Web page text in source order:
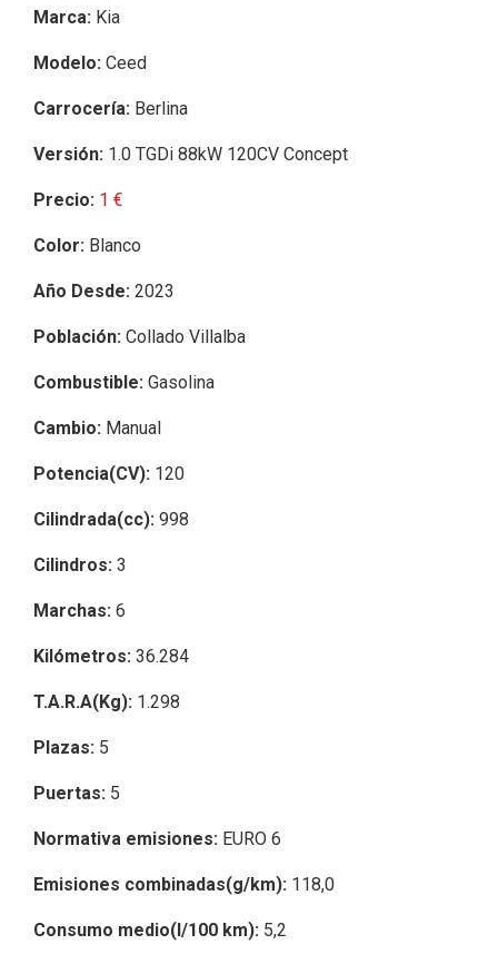
Marca: Kia
Modelo: Ceed
Carrocería: Berlina
Versión: 1.0 TGDi 88kW 120CV Concept
Precio: 1 €
Color: Blanco
Año Desde: 2023
Población: Collado Villalba
Combustible: Gasolina
Cambio: Manual
Potencia(CV): 120
Cilindrada(cc): 998
Cilindros: 3
Marchas: 6
Kilómetros: 36.284
T.A.R.A(Kg): 1.298
Plazas: 5
Puertas: 5
Normativa emisiones: EURO 6
Emisiones combinadas(g/km): 118,0
Consumo medio(l/100 km): 5,2